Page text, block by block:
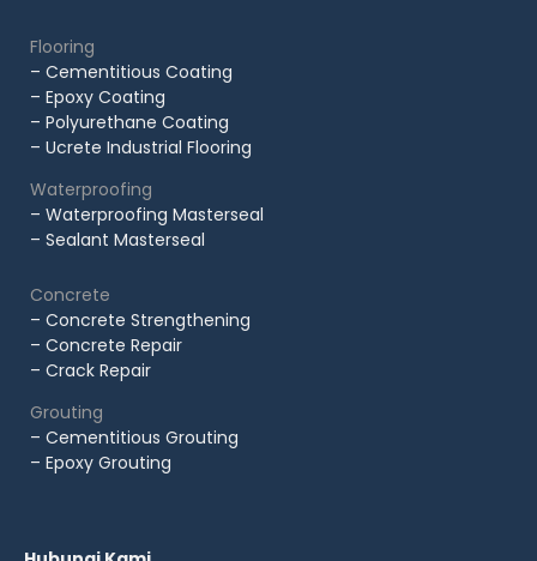
Flooring
– Cementitious Coating
– Epoxy Coating
– Polyurethane Coating
– Ucrete Industrial Flooring
Waterproofing
– Waterproofing Masterseal
– Sealant Masterseal
Concrete
– Concrete Strengthening
– Concrete Repair
– Crack Repair
Grouting
– Cementitious Grouting
– Epoxy Grouting